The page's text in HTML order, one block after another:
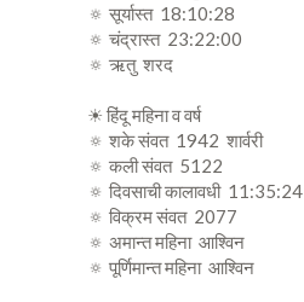
🔅 सूर्यास्त 18:10:28
🔅 चंद्रास्त 23:22:00
🔅 ऋतु शरद
☀ हिंदू महिना व वर्ष
🔅 शके संवत 1942 शार्वरी
🔅 कली संवत 5122
🔅 दिवसाची कालावधी 11:35:24
🔅 विक्रम संवत 2077
🔅 अमान्त महिना आश्विन
🔅 पूर्णिमान्त महिना आश्विन